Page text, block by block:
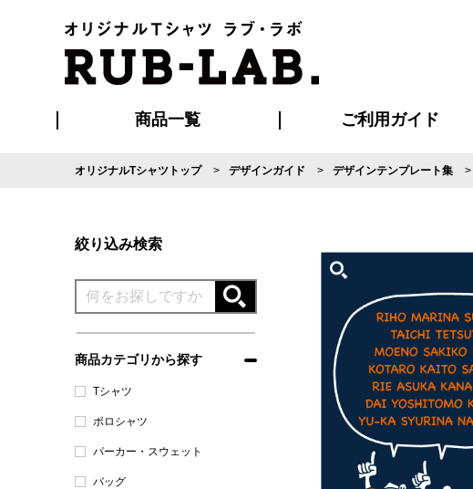
商品一覧 ご利用ガイド
ご利用ガイド
はじめての方へ
再注文の方へ
お支払い方法について
割引まとめページ
発送・特急サービスについて
版の保管期限について
マイページ会員のメリット
よくあるご質問
オリジナルTシャツトップ デザインガイド デザインテンプレート集
絞り込み検索
商品カテゴリから探す
Tシャツ
ポロシャツ
パーカー・スウェット
バッグ